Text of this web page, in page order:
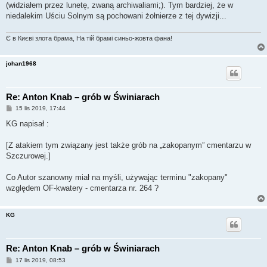
(widziałem przez lunetę, zwaną archiwaliami;). Tym bardziej, że w
niedalekim Uściu Solnym są pochowani żołnierze z tej dywizji...
Є в Києві злота брама, На тій брамі синьо-жовта фана!
johan1968
Re: Anton Knab – grób w Świniarach
P
s
15 lis 2019, 17:44
KG napisał :
[Z atakiem tym związany jest także grób na „zakopanym” cmentarzu w
Szczurowej.]
Co Autor szanowny miał na myśli, używając terminu "zakopany"
względem OF-kwatery - cmentarza nr. 264 ?
KG
Re: Anton Knab – grób w Świniarach
P17 lis 2019, 08:53